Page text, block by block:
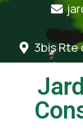
3bis Rte